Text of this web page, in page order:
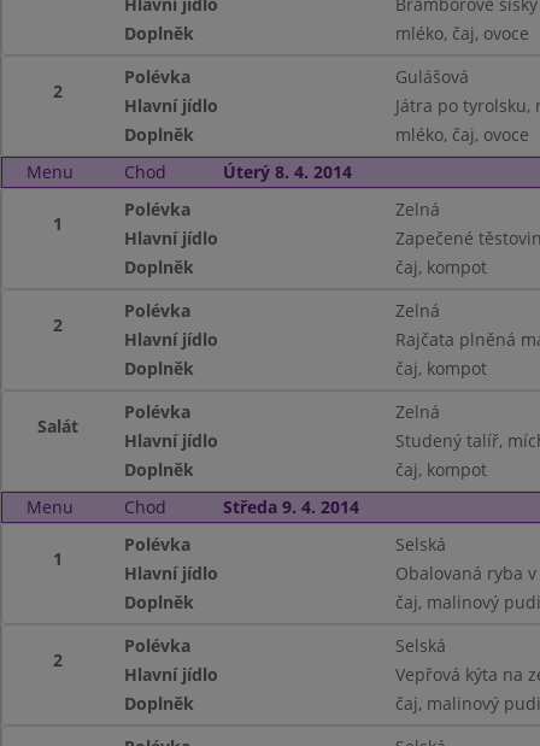
Doplněk
mléko, čaj, ovoce
2
Polévka
Gulášová
Hlavní jídlo
Játra po tyrolsku,
Doplněk
mléko, čaj, ovoce
Menu
Chod Úterý 8. 4. 2014
1
Polévka
Zelná
Hlavní jídlo
Zapečené
Doplněk
čaj, kompot
2
Polévka
Zelná
Hlavní jídlo
Rajčata plněná
Doplněk
čaj, kompot
Salát
Polévka
Zelná
Hlavní jídlo
Studený talíř,
Doplněk
čaj, kompot
Menu
Chod Středa 9. 4. 2014
1
Polévka
Selská
Hlavní jídlo
Obalovaná ryba
Doplněk
čaj, malinový
2
Polévka
Selská
Hlavní jídlo
Vepřová kýta na
Doplněk
čaj, malinový